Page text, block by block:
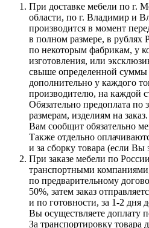
При доставке мебели по г.
области, по г. Владимир и
производится в момент
в полном размере, в рублях
по некоторым фабрикам, у
изготовления, или
свыше определенной суммы
дополнительно у каждого
производителю, на каждой
Обязательно предоплата
размерам, изделиям на
Вам сообщит обязательно
Также отдельно
и за сборку товара (если Вы
При заказе мебели по
транспортными
по предварительному
50%, затем заказ
и по готовности, за 1-2 дня
Вы осуществляете доплату
За транспортировку товара